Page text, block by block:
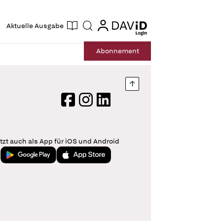
Aktuelle Ausgabe Suche login
login
Abonnement
Nach oben springen
FacebookInstagram
LinkedIn
auch als App für iOS und Android
Jetzt bei Google PlayLaden im App Store